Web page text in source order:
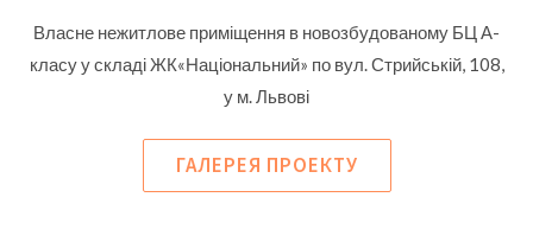
Власне нежитлове приміщення в новозбудованому БЦ А-
класу у складі ЖК«Національний» по вул. Стрийській, 108,
у м. Львові
ГАЛЕРЕЯ ПРОЕКТУ